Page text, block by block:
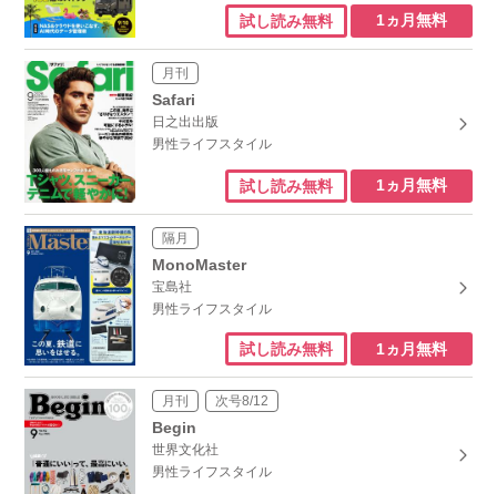
試し読み無料 1ヵ月無料
月刊
Safari
日之出出版
男性ライフスタイル
試し読み無料 1ヵ月無料
隔月
MonoMaster
宝島社
男性ライフスタイル
試し読み無料 1ヵ月無料
月刊 次号8/12
Begin
世界文化社
男性ライフスタイル